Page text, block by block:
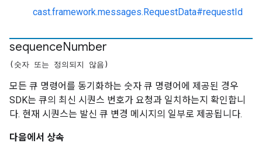
cast.framework.messages.RequestData#requestId
sequenceNumber
(숫자 또는 정의되지 않음)
모든 큐 명령어를 동기화하는 숫자 큐 명령어에 제공된 경우
SDK는 큐의 최신 시퀀스 번호가 요청과 일치하는지 확인합니
다. 현재 시퀀스는 발신 큐 변경 메시지의 일부로 제공됩니다.
다음에서 상속